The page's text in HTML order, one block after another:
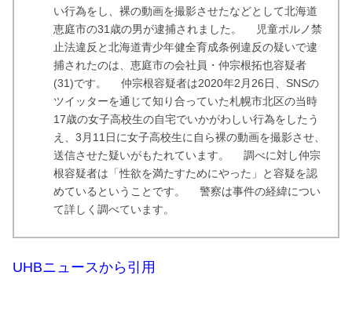
い行為をし、裸の動画を撮影させたなどとして北海道
恵庭市の31歳の男が逮捕されました。 児童ポルノ禁
止法違反と北海道青少年健全育成条例違反の疑いで逮
捕されたのは、恵庭市の会社員・仲宗根拓也容疑者
(31)です。 仲宗根容疑者は2020年2月26日、SNSの
ツイッターを通じて知り合っていた札幌市北区の当時
17歳の女子高校生の自宅でいかがわしい行為をしたう
え、3月11日に女子高校生に自ら裸の動画を撮影させ、
送信させた疑いがもたれています。 調べに対し仲宗
根容疑者は「性欲を満たすためにやった」と容疑を認
めているということです。 警察は事件の経緯につい
て詳しく調べています。
UHBニュースから引用